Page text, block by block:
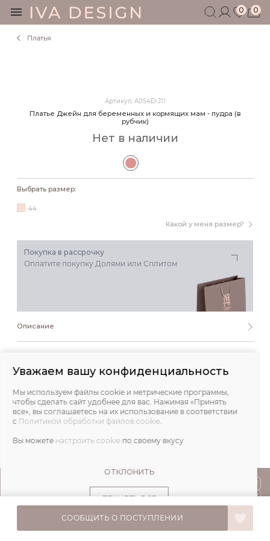
0 0
ДЕТЯМ
БЛОГ
ШОУРУМ
+7 495 401 6950
Платья
Артикул: A054D-J11
Платье Джейн для беременных и кормящих мам - пудра (в
рубчик)
Нет в наличии
Выбрать размер:
Какой у меня размер?
44
Покупка в рассрочку
Оплатите покупку Долями или Сплитом
СООБЩИТЬ О ПОСТУПЛЕНИИ
Описание
Отзывы
© IVA DESIGN,
Уважаем вашу конфиденциальность
Мы используем файлы cookie и метрические программы,
чтобы сделать сайт удобнее для вас. Нажимая «Принять
все», вы соглашаетесь на их использование в соответствии
с Политикой обработки файлов cookie.
Вы можете настроить cookie по своему вкусу
ОТКЛОНИТЬ
ПРИНЯТЬ ВСЕ